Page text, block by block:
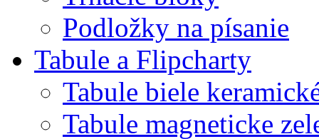
Podložky na písanie
Tabule a Flipcharty
Tabule biele
Tabule magneticke